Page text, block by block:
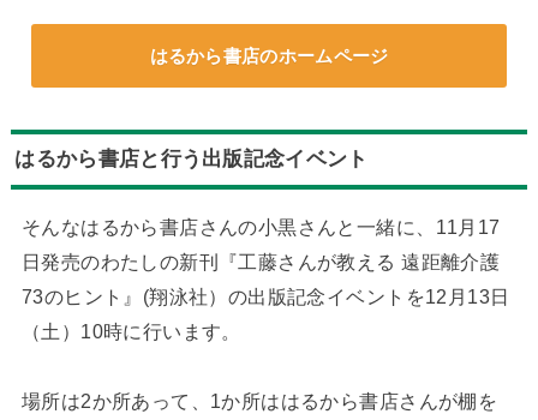
はるから書店のホームページ
はるから書店と行う出版記念イベント
そんなはるから書店さんの小黒さんと一緒に、11月17
日発売のわたしの新刊『工藤さんが教える 遠距離介護
73のヒント』(翔泳社）の出版記念イベントを12月13日
（土）10時に行います。
場所は2か所あって、1か所ははるから書店さんが棚を